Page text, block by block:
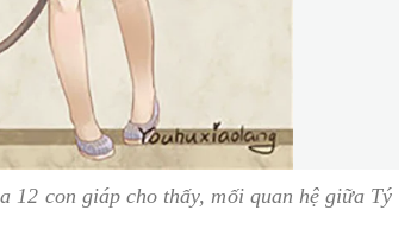
12 con giáp cho thấy, mối quan hệ giữa Tý